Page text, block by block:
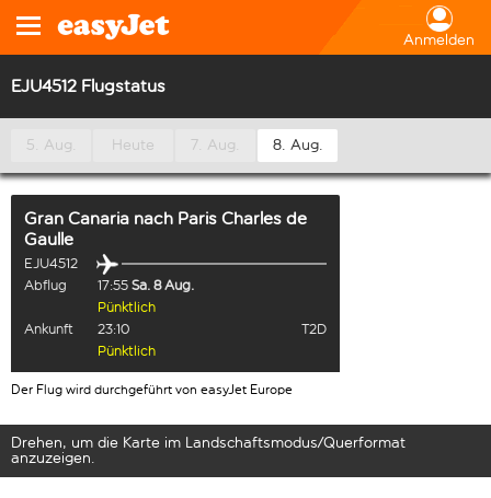
Anmelden
EJU4512 Flugstatus
5. Aug. Heute 7. Aug. 8. Aug.
Gran Canaria nach Paris Charles de
Gaulle
EJU4512
Abflug
17:55 Sa. 8 Aug.
Pünktlich
Ankunft
23:10
T2D
Pünktlich
Der Flug wird durchgeführt von easyJet Europe
Drehen, um die Karte im Landschaftsmodus/Querformat
anzuzeigen.